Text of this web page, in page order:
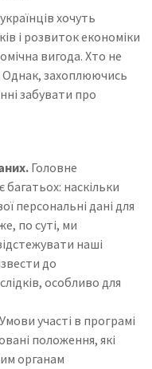
хочуть
і розвиток економіки
вигода. Хто не
захоплюючись
забувати про
Головне
наскільки
персональні дані для
по суті, ми
наші
до
особливо для
Умови участі в програмі
положення, які
органам